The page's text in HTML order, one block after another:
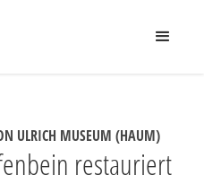
ULRICH MUSEUM (HAUM)
restauriert